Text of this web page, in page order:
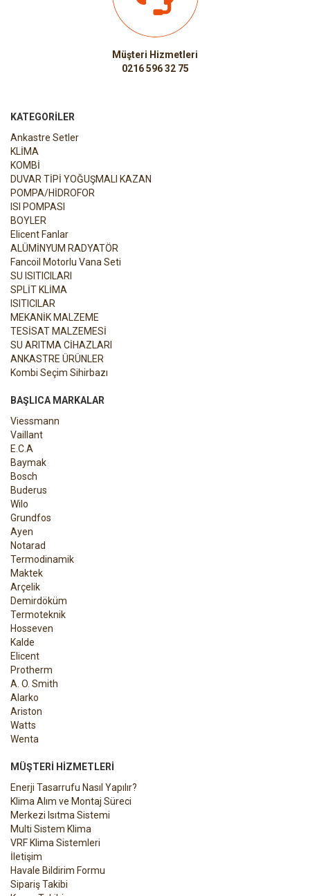
Müşteri Hizmetleri
0216 596 32 75
KATEGORILER
Ankastre Setler
KLİMA
KOMBİ
DUVAR TİPİ YOĞUŞMALI KAZAN
POMPA/HİDROFOR
ISI POMPASI
BOYLER
Elicent Fanlar
ALÜMİNYUM RADYATÖR
Fancoil Motorlu Vana Seti
SU ISITICILARI
SPLİT KLİMA
ISITICILAR
MEKANİK MALZEME
TESİSAT MALZEMESİ
SU ARITMA CİHAZLARI
ANKASTRE ÜRÜNLER
Kombi Seçim Sihirbazı
BAŞLICA MARKALAR
Viessmann
Vaillant
E.C.A
Baymak
Bosch
Buderus
Wilo
Grundfos
Ayen
Notarad
Termodinamik
Maktek
Arçelik
Demirdöküm
Termoteknik
Hosseven
Kalde
Elicent
Protherm
A. O. Smith
Alarko
Ariston
Watts
Wenta
MÜŞTERI HIZMETLERI
Enerji Tasarrufu Nasıl Yapılır?
Klima Alım ve Montaj Süreci
Merkezi Isıtma Sistemi
Multi Sistem Klima
VRF Klima Sistemleri
İletişim
Havale Bildirim Formu
Sipariş Takibi